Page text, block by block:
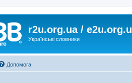
r2u.org.ua /
Українські словники
Допомога